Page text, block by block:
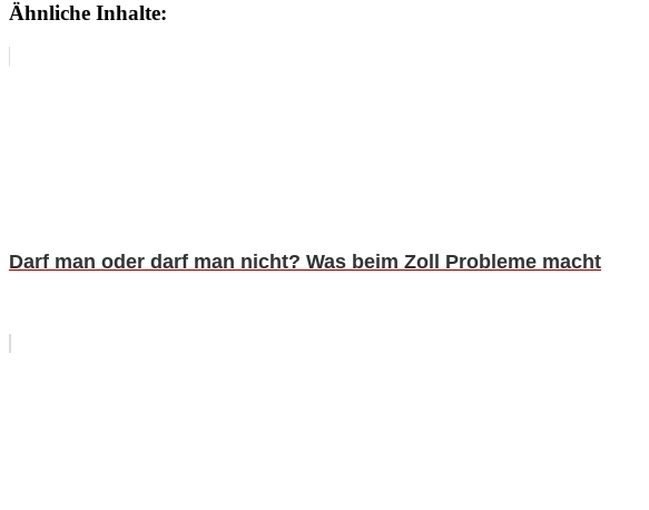
Ähnliche Inhalte:
Darf man oder darf man nicht? Was beim Zoll Probleme macht